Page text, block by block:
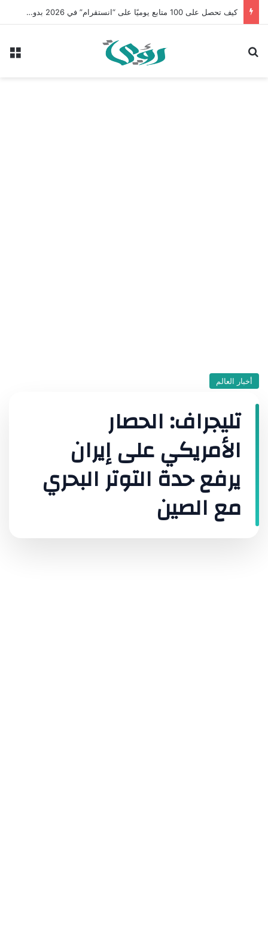
كيف تحصل على 100 متابع يوميًا على “انستقرام” في 2026 بدون إعلانات
أخبار العالم
تليجراف: الحصار
الأمريكي على إيران
يرفع حدة التوتر البحري
مع الصين